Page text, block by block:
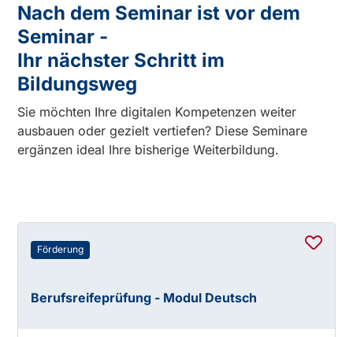
Nach dem Seminar ist vor dem
Seminar -
Ihr nächster Schritt im
Bildungsweg
Sie möchten Ihre digitalen Kompetenzen weiter
ausbauen oder gezielt vertiefen? Diese Seminare
ergänzen ideal Ihre bisherige Weiterbildung.
Förderung
Berufsreifeprüfung - Modul Deutsch